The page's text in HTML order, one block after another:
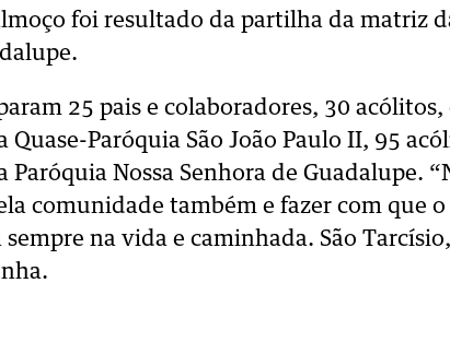
foi resultado da partilha da matriz
25 pais e colaboradores, 30 acólitos,
Quase-Paróquia São João Paulo II, 95
Nossa Senhora de Guadalupe.
comunidade também e fazer com que o
sempre na vida e caminhada. São